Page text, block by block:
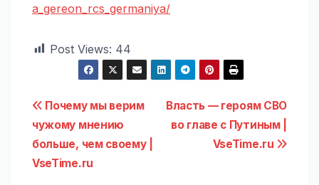
a_gereon_rcs_germaniya/
Post Views: 44
Навигация
по
записям
Власть — героям СВО
во главе с Путиным |
VseTime.ru
Почему мы верим
чужому мнению
больше, чем своему |
VseTime.ru